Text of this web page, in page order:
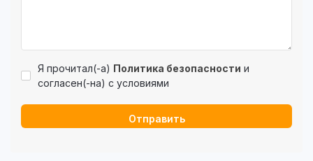
Я прочитал(-а) Политика безопасности и
согласен(-на) с условиями
Отправить